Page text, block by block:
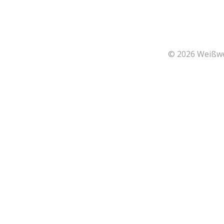
© 2026